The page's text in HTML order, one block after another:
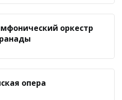
оркестр
опера